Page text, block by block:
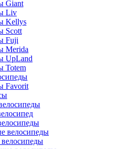
Giant
Liv
Kellys
Scott
Fuji
Merida
UpLand
Totem
Favorit
велосипеды